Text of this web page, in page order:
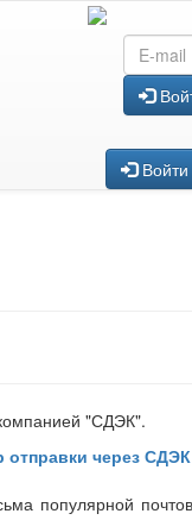
Войти
необходимых
"СДЭК".
отправки через СДЭК
популярной